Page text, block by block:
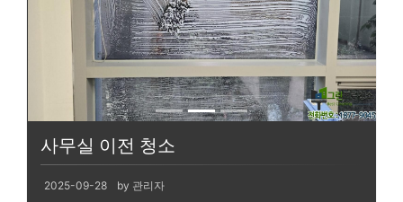
사무실 이전 청소
2025-09-28 by 관리자